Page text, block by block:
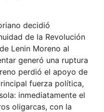
decidió
de la Revolución
Lenin Moreno al
generó una ruptura
perdió el apoyo de
fuerza política,
inmediatamente el
oligarcas, con la